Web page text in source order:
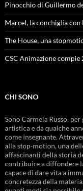
Pinocchio di Guillermo
Marcel, la conchiglia con
The House, una
CSC Animazione compie
CHI SONO
Sono Carmela Russo,
artistica e da qualche
come insegnante.
alla stop-motion, una
affascinanti della storia
contribuire a diffondere
capace di dare vita a
concretezza della